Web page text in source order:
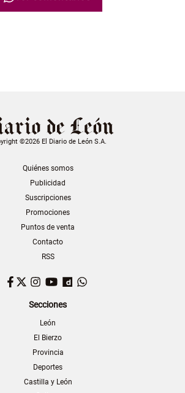
©2026 El Diario de León S.A.
Quiénes somos
Publicidad
Suscripciones
Promociones
Puntos de venta
Contacto
RSS
Facebook
TwitterInstagram
YouTubeDailymotion
Secciones
León
El Bierzo
Provincia
Deportes
Castilla y León